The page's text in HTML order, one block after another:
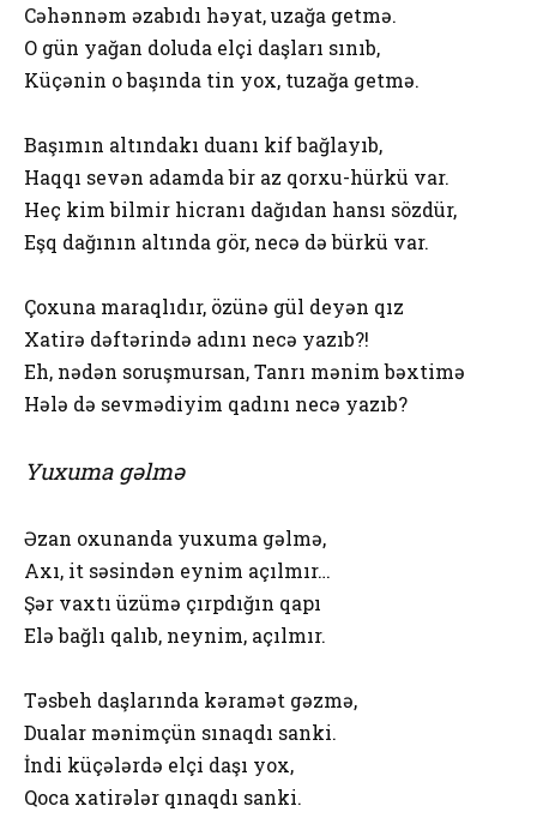
Cəhənnəm əzabıdı həyat, uzağa getmə.
O gün yağan doluda elçi daşları sınıb,
Küçənin o başında tin yox, tuzağa getmə.
Başımın altındakı duanı kif bağlayıb,
Haqqı sevən adamda bir az qorxu-hürkü var.
Heç kim bilmir hicranı dağıdan hansı sözdür,
Eşq dağının altında gör, necə də bürkü var.
Çoxuna maraqlıdır, özünə gül deyən qız
Xatirə dəftərində adını necə yazıb?!
Eh, nədən soruşmursan, Tanrı mənim bəxtimə
Hələ də sevmədiyim qadını necə yazıb?
Yuxuma gəlmə
Əzan oxunanda yuxuma gəlmə,
Axı, it səsindən eynim açılmır…
Şər vaxtı üzümə çırpdığın qapı
Elə bağlı qalıb, neynim, açılmır.
Təsbeh daşlarında kəramət gəzmə,
Dualar mənimçün sınaqdı sanki.
İndi küçələrdə elçi daşı yox,
Qoca xatirələr qınaqdı sanki.